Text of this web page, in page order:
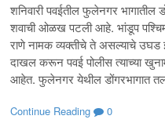
शनिवारी पवईतील फुलेनगर भागातील
शवाची ओळख पटली आहे. भांडूप पश्चिम
राणे नामक व्यक्तीचे ते असल्याचे उघड
दाखल करून पवई पोलीस त्याच्या
आहेत. फुलेनगर येथील डोंगरभागात
Continue Reading 0